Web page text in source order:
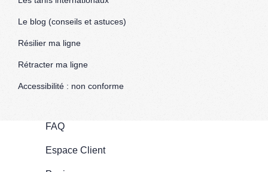
Le blog (conseils et astuces)
Résilier ma ligne
Rétracter ma ligne
Accessibilité : non conforme
FAQ
Espace Client